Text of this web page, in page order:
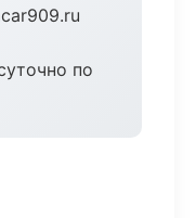
по